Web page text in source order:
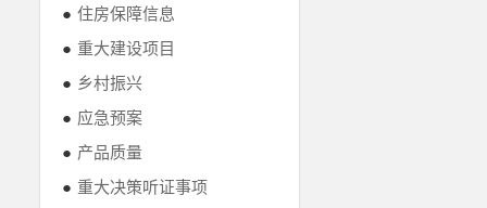
● 住房保障信息
● 重大建设项目
● 乡村振兴
● 应急预案
● 产品质量
● 重大决策听证事项